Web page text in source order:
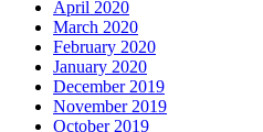
April 2020
March 2020
February 2020
January 2020
December 2019
November 2019
October 2019